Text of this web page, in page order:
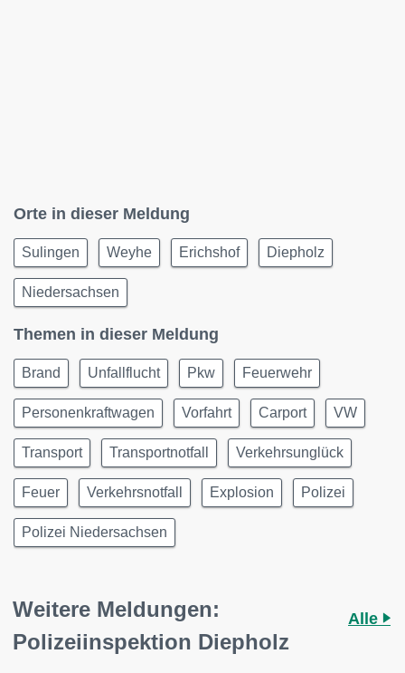
Orte in dieser Meldung
Sulingen Weyhe Erichshof Diepholz
Niedersachsen
Themen in dieser Meldung
Brand Unfallflucht Pkw Feuerwehr
Personenkraftwagen Vorfahrt Carport VW
Transport Transportnotfall Verkehrsunglück
Feuer Verkehrsnotfall Explosion Polizei
Polizei Niedersachsen
Weitere Meldungen:
Polizeiinspektion Diepholz
Alle